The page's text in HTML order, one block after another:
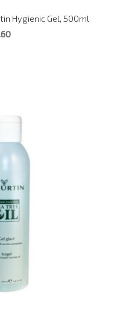
Hygienic Gel, 500ml